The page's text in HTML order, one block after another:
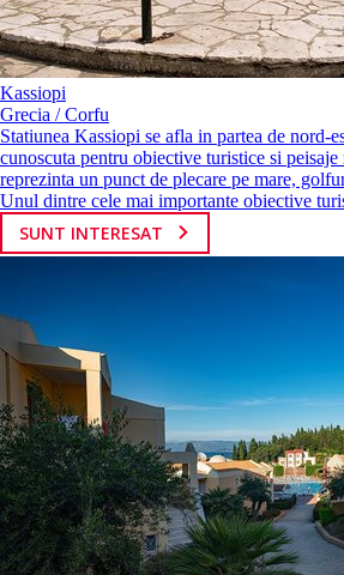
Kassiopi
Grecia / Corfu
Statiunea Kassiopi se afla in partea de nord-
cunoscuta pentru obiective turistice si
reprezinta un punct de plecare pe mare,
Unul dintre cele mai importante obiective
SUNT INTERESAT